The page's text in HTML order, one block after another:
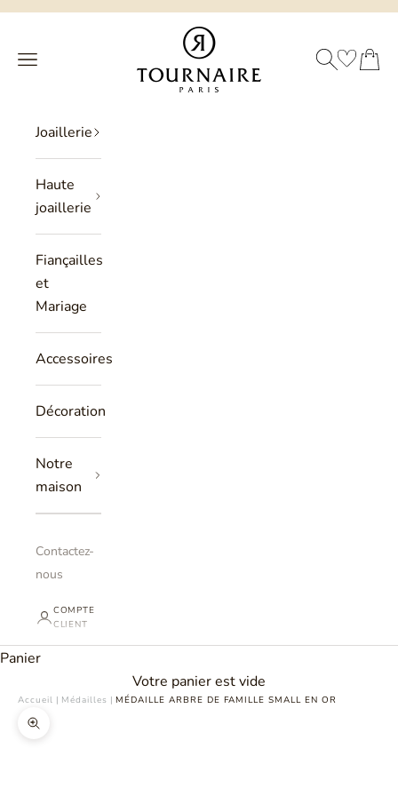
Passer au contenu
Philippe Tournaire
Menu
RECHERCHEPANIER
Joaillerie
Haute
joaillerie
Fiançailles
et
Mariage
Accessoires
Décoration
Notre
maison
Contactez-
nous
COMPTE
CLIENT
Panier
Votre panier est vide
Accueil | Médailles | MÉDAILLE ARBRE DE FAMILLE SMALL EN OR
Zoomer sur l'image